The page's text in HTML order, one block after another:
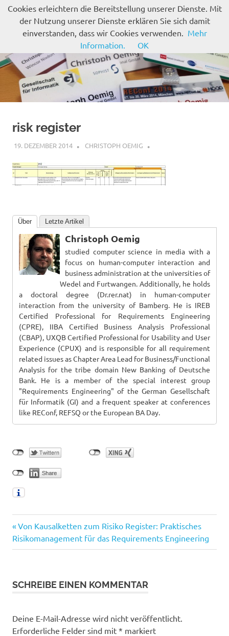
Zum
springen
risk register
19. DEZEMBER 2014 CHRISTOPH OEMIG
Über Letzte Artikel
Christoph Oemig
studied computer science in media with a
focus on human-computer interaction and
business administration at the universities of
Wedel and Furtwangen. Additionally, he holds
a doctoral degree (Dr.rer.nat) in human-computer
interaction from the university of Bamberg. He is IREB
Certified Professional for Requirements Engineering
(CPRE), IIBA Certified Business Analysis Professional
(CBAP), UXQB Certified Professional for Usability and User
Experience (CPUX) and is responsible for all requirement
related issues as Chapter Area Lead for Business/Functional
Analysis for the tribe domain New Banking of Deutsche
Bank. He is a member of the special interest group
"Requirements Engineering" of the German Gesellschaft
für Informatik (GI) and a frequent speaker at conferences
like REConf, REFSQ or the European BA Day.
Beitragsnavigation
Vorheriger
Beitrag:
Von Kausalketten zum Risiko Register: Praktisches
Risikomanagement für das Requirements Engineering
SCHREIBE EINEN KOMMENTAR
Deine E-Mail-Adresse wird nicht veröffentlicht.
Erforderliche Felder sind mit * markiert
Cookies erleichtern die Bereitstellung unserer Dienste. Mit
der Nutzung unserer Dienste erklären Sie sich damit
einverstanden, dass wir Cookies verwenden. Mehr
Information.
OK